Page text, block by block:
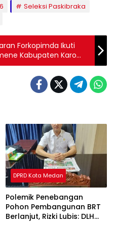
Seleksi Paskibraka
Forkopimda Ikuti
Kabupaten Karo
DPRD Kota Medan
Polemik Penebangan
Pohon Pembangunan BRT
Berlanjut, Rizki Lubis: DLH